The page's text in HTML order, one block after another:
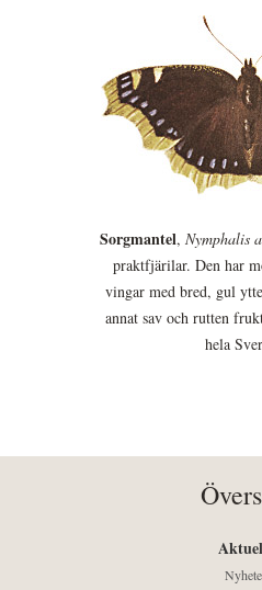
Sorgmantel, Nymphalis
praktfjärilar. Den har
vingar med bred, gul
annat sav och rutten
hela